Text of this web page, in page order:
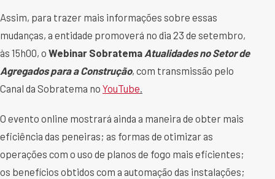
Assim, para trazer mais informações sobre essas
mudanças, a entidade promoverá no dia 23 de setembro,
às 15h00, o Webinar Sobratema Atualidades no Setor de
Agregados para a Construção, com transmissão pelo
Canal da Sobratema no YouTube.
O evento online mostrará ainda a maneira de obter mais
eficiência das peneiras; as formas de otimizar as
operações com o uso de planos de fogo mais eficientes;
os benefícios obtidos com a automação das instalações;